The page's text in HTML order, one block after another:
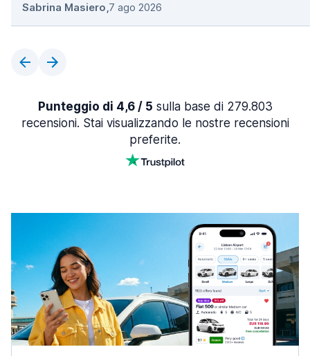
Sabrina Masiero,7 ago 2026
Punteggio di 4,6 / 5 sulla base di 279.803
recensioni. Stai visualizzando le nostre recensioni
preferite.